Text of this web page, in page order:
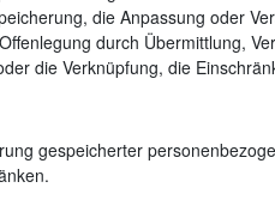
die Anpassung oder
durch Übermittlung,
die Verknüpfung, die
gespeicherter